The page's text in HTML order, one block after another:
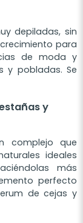
depiladas, sin
para
de moda y
y pobladas. Se
y
complejo que
ideales
más
perfecto
de cejas y